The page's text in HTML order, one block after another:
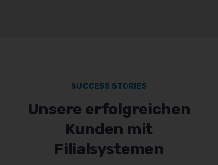
SUCCESS STORIES
Unsere erfolgreichen
Kunden mit
Filialsystemen